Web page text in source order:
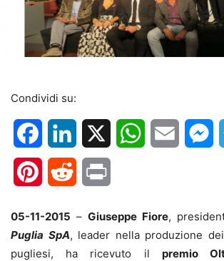
Condividi su:
FacebookLinkedIn WhatsApp
Email
PinterestReddit
05-11-2015 – Giuseppe Fiore,
Puglia SpA, leader nella produzione
pugliesi, ha ricevuto il premio